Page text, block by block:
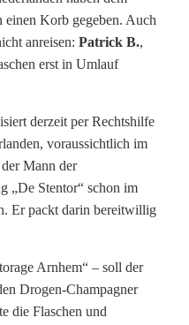
einen Korb gegeben. Auch
anreisen: Patrick B.,
erst in Umlauf
derzeit per Rechtshilfe
voraussichtlich im
Mann der
„De Stentor“ schon im
Er packt darin bereitwillig
Arnhem“ – soll der
Drogen-Champagner
die Flaschen und